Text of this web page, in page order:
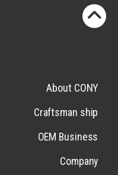
About CONY
Craftsman ship
OEM Business
Company